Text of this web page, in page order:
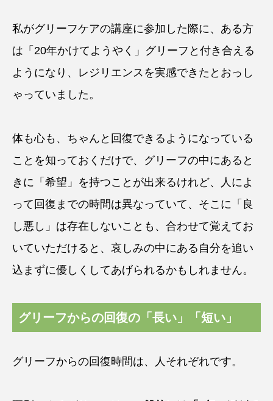
私がグリーフケアの講座に参加した際に、ある方
は「20年かけてようやく」グリーフと付き合える
ようになり、レジリエンスを実感できたとおっし
ゃっていました。
体も心も、ちゃんと回復できるようになっている
ことを知っておくだけで、グリーフの中にあると
きに「希望」を持つことが出来るけれど、人によ
って回復までの時間は異なっていて、そこに「良
し悪し」は存在しないことも、合わせて覚えてお
いていただけると、哀しみの中にある自分を追い
込まずに優しくしてあげられるかもしれません。
グリーフからの回復の「長い」「短い」
グリーフからの回復時間は、人それぞれです。